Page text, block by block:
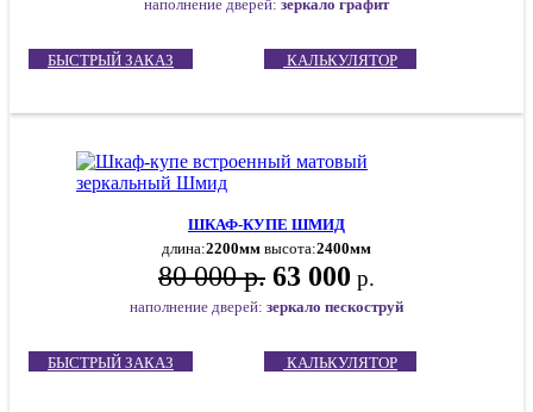
наполнение дверей: зеркало графит
БЫСТРЫЙ ЗАКАЗ КАЛЬКУЛЯТОР
ШКАФ-КУПЕ ШМИД
длина:2200мм высота:2400мм
80 000 р. 63 000 р.
наполнение дверей: зеркало пескоструй
БЫСТРЫЙ ЗАКАЗ КАЛЬКУЛЯТОР